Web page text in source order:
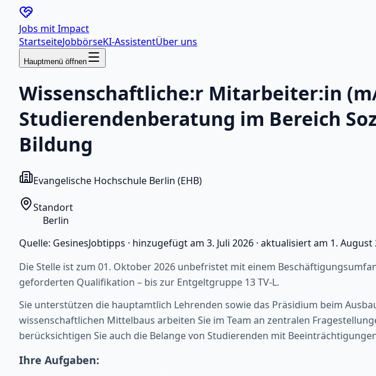
Jobs mitImpact
StartseiteJobbörseKI-AssistentÜber uns
Hauptmenü öffnen
Wissenschaftliche:r Mitarbeiter:in
Studierendenberatung im Bereich
Bildung
Evangelische Hochschule Berlin (EHB)
Standort
Berlin
Quelle: GesinesJobtipps · hinzugefügt am 3. Juli 2026 · aktualisiert am 1. August
Die Stelle ist zum 01. Oktober 2026 unbefristet mit einem
geforderten Qualifikation – bis zur Entgeltgruppe 13 TV-L.
Sie unterstützen die hauptamtlich Lehrenden sowie das Präsidium beim
wissenschaftlichen Mittelbaus arbeiten Sie im Team an zentralen
berücksichtigen Sie auch die Belange von Studierenden mit
Ihre Aufgaben: